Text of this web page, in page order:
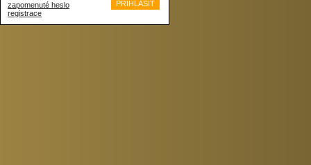
zapomenuté heslo
registrace